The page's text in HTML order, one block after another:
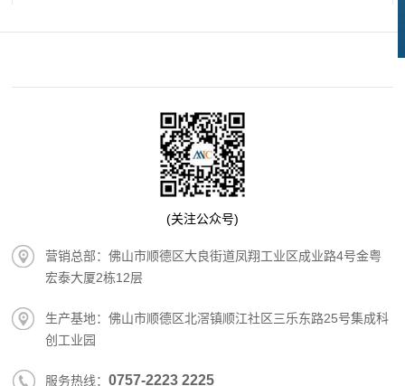
(关注公众号)
营销总部：佛山市顺德区大良街道凤翔工业区成业路4号金粤
宏泰大厦2栋12层
生产基地：佛山市顺德区北滘镇顺江社区三乐东路25号集成科
创工业园
服务热线：0757-2223 2225